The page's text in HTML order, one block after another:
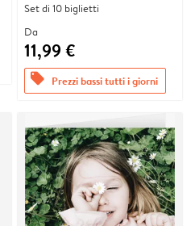
Set di 10 biglietti
Da
11,99 €
offers Prezzi bassi tutti i giorni